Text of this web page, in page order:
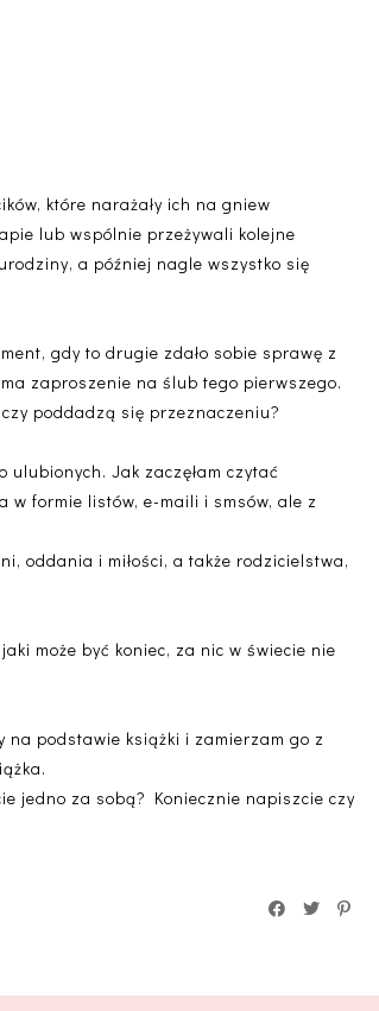
które narażały ich na gniew
lub wspólnie przeżywali kolejne
a później nagle wszystko się
gdy to drugie zdało sobie sprawę z
zaproszenie na ślub tego pierwszego.
poddadzą się przeznaczeniu?
ulubionych. Jak zaczęłam czytać
w formie listów, e-maili i smsów, ale z
oddania i miłości, a także rodzicielstwa,
może być koniec, za nic w świecie nie
na podstawie książki i zamierzam go z
jedno za sobą? Koniecznie napiszcie czy